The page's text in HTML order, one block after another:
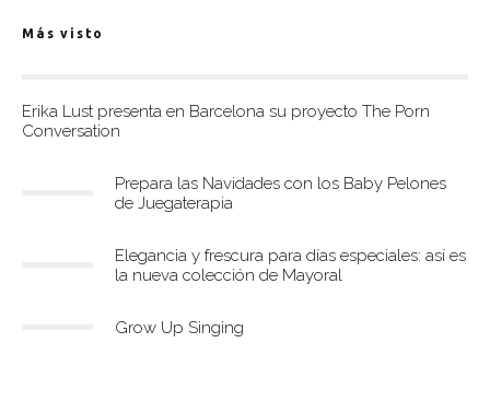
Más visto
Erika Lust presenta en Barcelona su proyecto The Porn
Conversation
Prepara las Navidades con los Baby Pelones
de Juegaterapia
Elegancia y frescura para días especiales: así es
la nueva colección de Mayoral
Grow Up Singing